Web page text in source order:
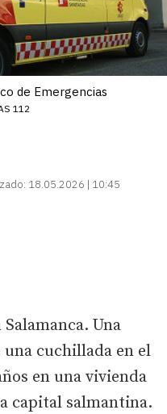
de Emergencias
112
18.05.2026 | 10:45
Una
una cuchillada en el
en una vivienda
capital salmantina.